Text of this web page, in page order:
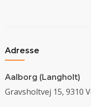
Adresse
Aalborg (Langholt)
Gravsholtvej 15, 9310